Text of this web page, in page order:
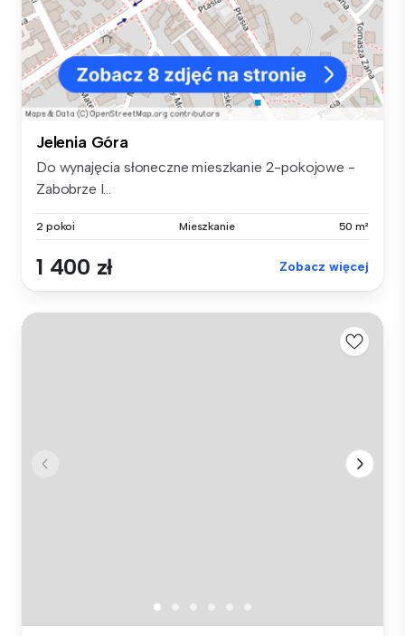
Jelenia Góra
Do wynajęcia słoneczne mieszkanie 2-pokojowe -
Zabobrze I...
2 pokoi Mieszkanie 50 m²
1 400 zł Zobacz więcej